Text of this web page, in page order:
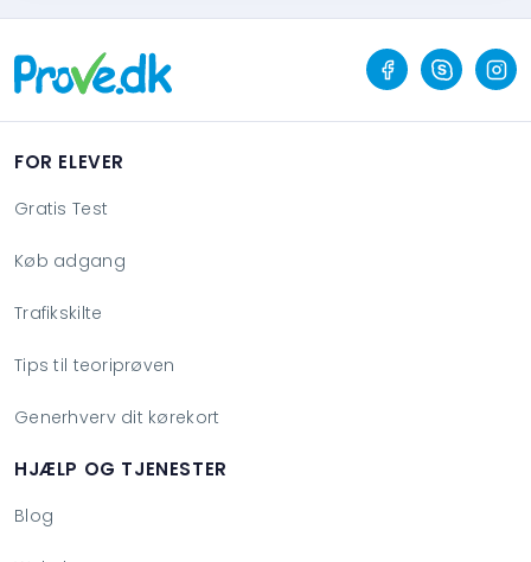
FOR ELEVER
Gratis Test
Køb adgang
Trafikskilte
Tips til teoriprøven
Generhverv dit kørekort
HJÆLP OG TJENESTER
Blog